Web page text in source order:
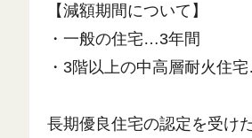
【減額期間について】
・一般の住宅…3年間
・3階以上の中高層耐火住
長期優良住宅の認定を受け